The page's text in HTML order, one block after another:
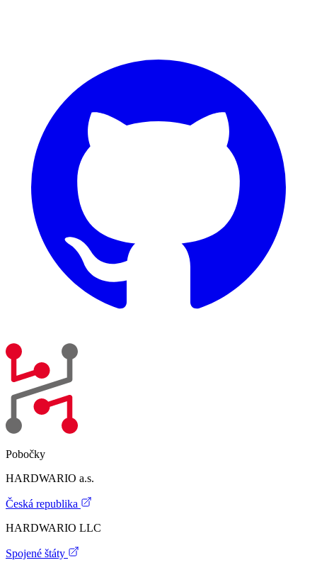
Pobočky
HARDWARIO a.s.
Česká republika
HARDWARIO LLC
Spojené štáty